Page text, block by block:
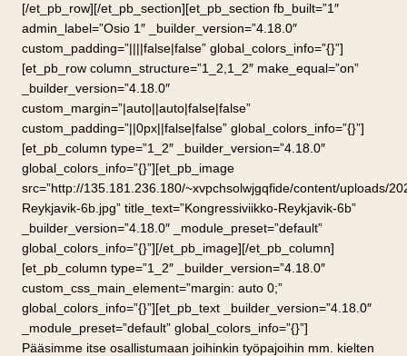
[/et_pb_row][/et_pb_section][et_pb_section fb_built=”1″
admin_label=”Osio 1″ _builder_version=”4.18.0″
custom_padding=”||||false|false” global_colors_info=”{}”]
[et_pb_row column_structure=”1_2,1_2″ make_equal=”on”
_builder_version=”4.18.0″
custom_margin=”|auto||auto|false|false”
custom_padding=”||0px||false|false” global_colors_info=”{}”]
[et_pb_column type=”1_2″ _builder_version=”4.18.0″
global_colors_info=”{}”][et_pb_image
src=”http://135.181.236.180/~xvpchsolwjgqfide/content/uploads/
Reykjavik-6b.jpg” title_text=”Kongressiviikko-Reykjavik-6b”
_builder_version=”4.18.0″ _module_preset=”default”
global_colors_info=”{}”][/et_pb_image][/et_pb_column]
[et_pb_column type=”1_2″ _builder_version=”4.18.0″
custom_css_main_element=”margin: auto 0;”
global_colors_info=”{}”][et_pb_text _builder_version=”4.18.0″
_module_preset=”default” global_colors_info=”{}”]
Pääsimme itse osallistumaan joihinkin työpajoihin mm. kielten